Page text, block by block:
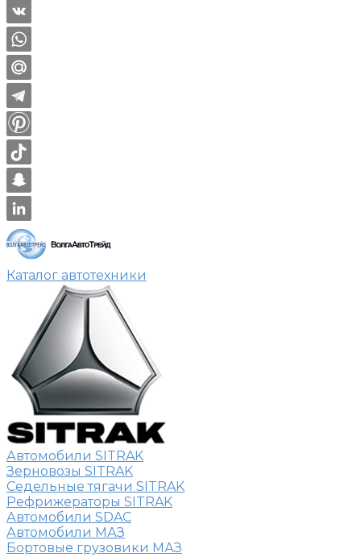
Каталог автотехники
Автомобили SITRAK
Зерновозы SITRAK
Седельные тягачи SITRAK
Рефрижераторы SITRAK
Автомобили SDAC
Автомобили МАЗ
Бортовые грузовики МАЗ